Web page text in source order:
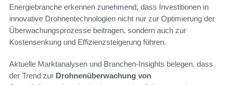
Energiebranche erkennen zunehmend, dass Investitionen in
innovative Drohnentechnologien nicht nur zur Optimierung der
Überwachungsprozesse beitragen, sondern auch zur
Kostensenkung und Effizienzsteigerung führen.
Aktuelle Marktanalysen und Branchen-Insights belegen, dass
der Trend zur Drohnenüberwachung von